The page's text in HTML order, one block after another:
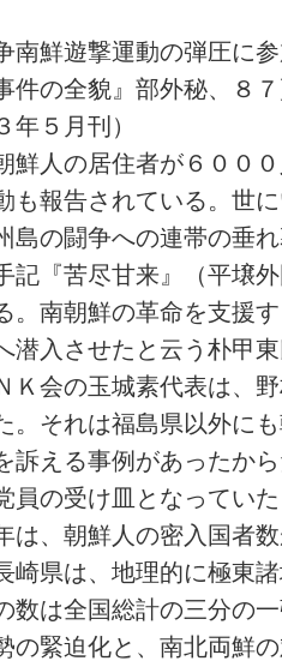
南鮮遊撃運動の弾圧に
件の全貌』部外秘、８
年５月刊）
鮮人の居住者が６００
も報告されている。世
島の闘争への連帯の垂
記『苦尽甘来』（平壌
。南朝鮮の革命を支援
潜入させたと云う朴甲
Ｋ会の玉城素代表は、
。それは福島県以外に
訴える事例があったか
員の受け皿となってい
は、朝鮮人の密入国者
崎県は、地理的に極東
数は全国総計の三分の
の緊迫化と、南北両鮮